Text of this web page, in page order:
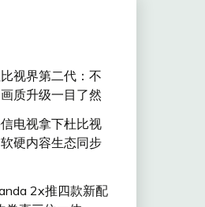
视界第二代：不
质升级一目了然
电视拿下杜比视
硬内容生态同步
2x推四款新配